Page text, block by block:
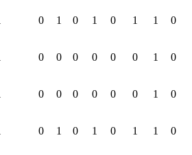
0 1 0 1 0 1 1 0
0 0 0 0 0 0 1 0
0 0 0 0 0 0 1 0
0 1 0 1 0 1 1 0